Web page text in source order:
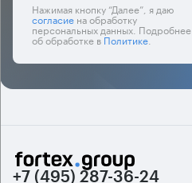
Нажимая кнопку “Далее”, я даю
согласиена обработку
персональных данных. Подробнее
об обработке вПолитике.
+7 (495) 287-36-24